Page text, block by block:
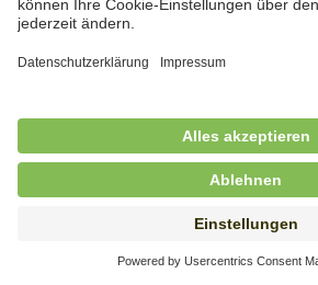
Hauswirtschaftskraft (m/w/d)
Kinderdorf Dortmund, Hagen
Hauswirtschaftskraft (m/w/d)
in unbefristeter Anstellung, Teilzeit